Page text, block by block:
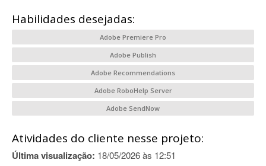
Habilidades desejadas:
Adobe Premiere Pro
Adobe Publish
Adobe Recommendations
Adobe RoboHelp Server
Adobe SendNow
Atividades do cliente nesse projeto:
Última visualização: 18/05/2026 às 12:51